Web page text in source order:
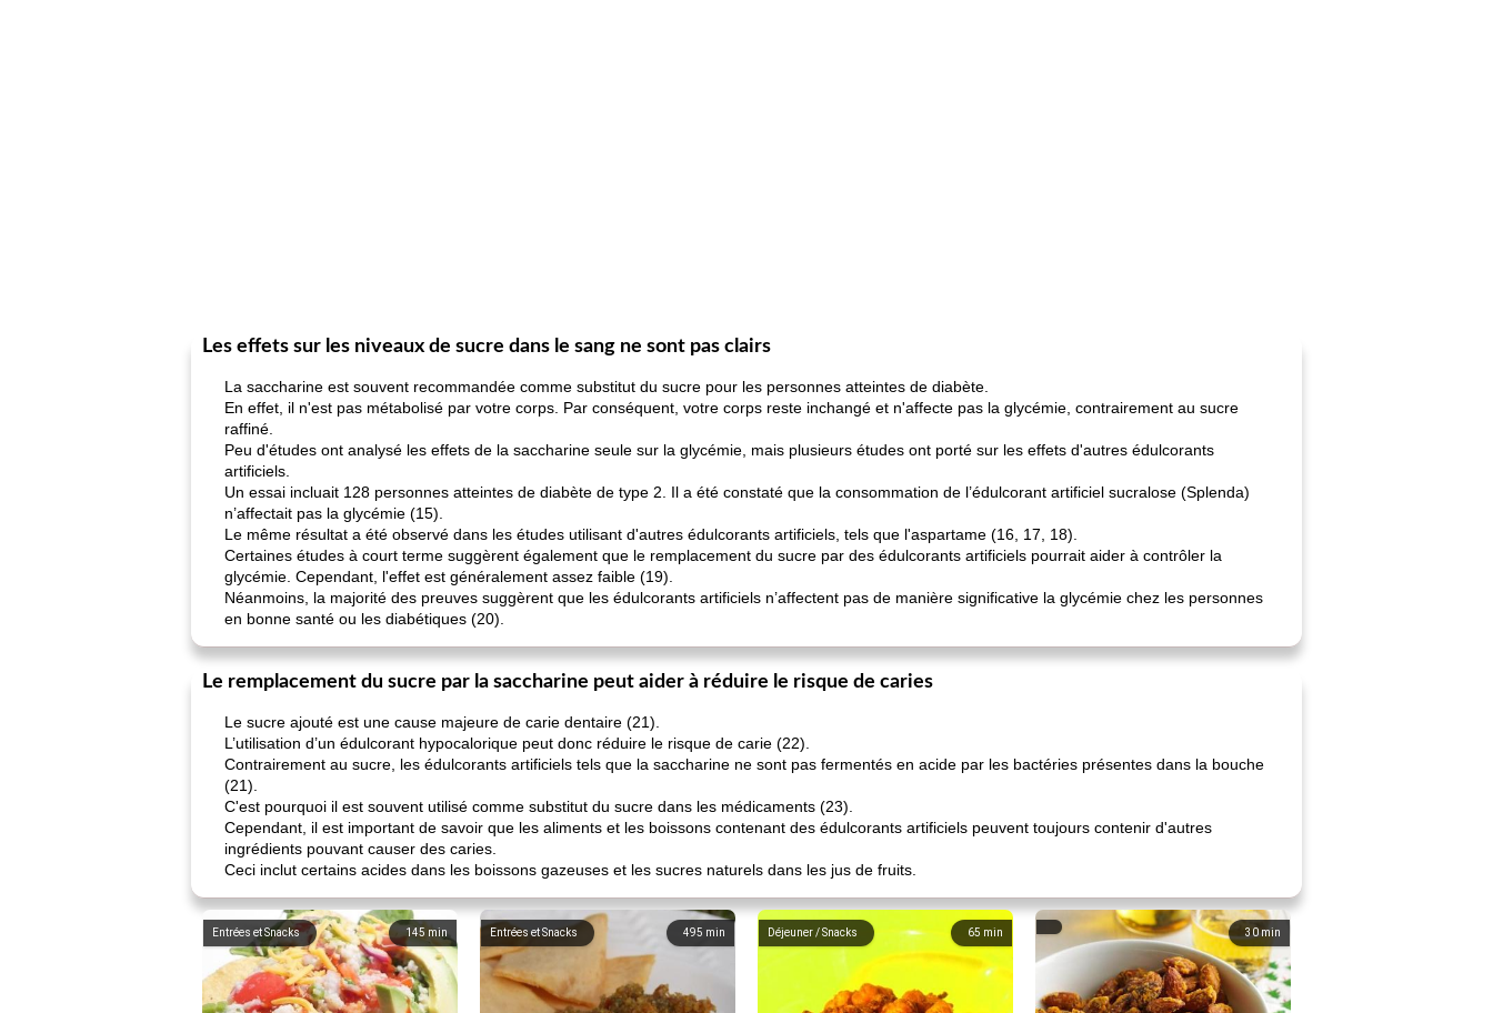
Les effets sur les niveaux de sucre dans le sang ne sont pas clairs
La saccharine est souvent recommandée comme substitut du sucre pour les personnes atteintes de diabète.
En effet, il n'est pas métabolisé par votre corps. Par conséquent, votre corps reste inchangé et n'affecte pas la glycémie, contrairement au sucre
raffiné.
Peu d'études ont analysé les effets de la saccharine seule sur la glycémie, mais plusieurs études ont porté sur les effets d'autres édulcorants
artificiels.
Un essai incluait 128 personnes atteintes de diabète de type 2. Il a été constaté que la consommation de l’édulcorant artificiel sucralose (Splenda)
n’affectait pas la glycémie (15).
Le même résultat a été observé dans les études utilisant d'autres édulcorants artificiels, tels que l'aspartame (16, 17, 18).
Certaines études à court terme suggèrent également que le remplacement du sucre par des édulcorants artificiels pourrait aider à contrôler la
glycémie. Cependant, l'effet est généralement assez faible (19).
Néanmoins, la majorité des preuves suggèrent que les édulcorants artificiels n’affectent pas de manière significative la glycémie chez les personnes
en bonne santé ou les diabétiques (20).
Le remplacement du sucre par la saccharine peut aider à réduire le risque de caries
Le sucre ajouté est une cause majeure de carie dentaire (21).
L’utilisation d’un édulcorant hypocalorique peut donc réduire le risque de carie (22).
Contrairement au sucre, les édulcorants artificiels tels que la saccharine ne sont pas fermentés en acide par les bactéries présentes dans la bouche
(21).
C'est pourquoi il est souvent utilisé comme substitut du sucre dans les médicaments (23).
Cependant, il est important de savoir que les aliments et les boissons contenant des édulcorants artificiels peuvent toujours contenir d'autres
ingrédients pouvant causer des caries.
Ceci inclut certains acides dans les boissons gazeuses et les sucres naturels dans les jus de fruits.
145 min
Entrées et Snacks 495 min
Entrées et Snacks 65 min
Déjeuner / Snacks 30min